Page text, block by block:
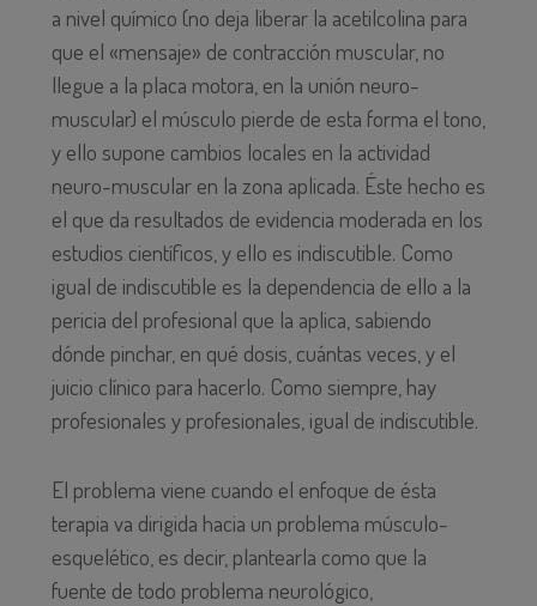
a nivel químico (no deja liberar la acetilcolina para
que el «mensaje» de contracción muscular, no
llegue a la placa motora, en la unión neuro-
muscular) el músculo pierde de esta forma el tono,
y ello supone cambios locales en la actividad
neuro-muscular en la zona aplicada. Éste hecho es
el que da resultados de evidencia moderada en los
estudios científicos, y ello es indiscutible. Como
igual de indiscutible es la dependencia de ello a la
pericia del profesional que la aplica, sabiendo
dónde pinchar, en qué dosis, cuántas veces, y el
juicio clínico para hacerlo. Como siempre, hay
profesionales y profesionales, igual de indiscutible.
El problema viene cuando el enfoque de ésta
terapia va dirigida hacia un problema músculo-
esquelético, es decir, plantearla como que la
fuente de todo problema neurológico,